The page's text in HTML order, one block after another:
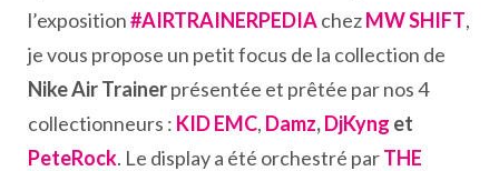
l’exposition#AIRTRAINERPEDIAchezMW SHIFT,
je vous propose un petit focus de la collection de
Nike Air Trainerprésentée et prêtée par nos 4
collectionneurs : KID EMC, Damz,DjKyng et
PeteRock. Le display a été orchestré parTHE